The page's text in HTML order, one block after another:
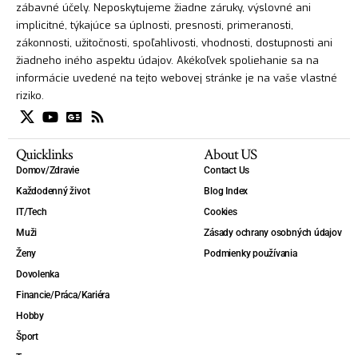
zábavné účely. Neposkytujeme žiadne záruky, výslovné ani
implicitné, týkajúce sa úplnosti, presnosti, primeranosti,
zákonnosti, užitočnosti, spoľahlivosti, vhodnosti, dostupnosti ani
žiadneho iného aspektu údajov. Akékoľvek spoliehanie sa na
informácie uvedené na tejto webovej stránke je na vaše vlastné
riziko.
Quicklinks
Domov/Zdravie
Každodenný život
IT/Tech
Muži
Ženy
Dovolenka
Financie/Práca/Kariéra
Hobby
Šport
About US
Contact Us
Blog Index
Cookies
Zásady ochrany osobných údajov
Podmienky používania